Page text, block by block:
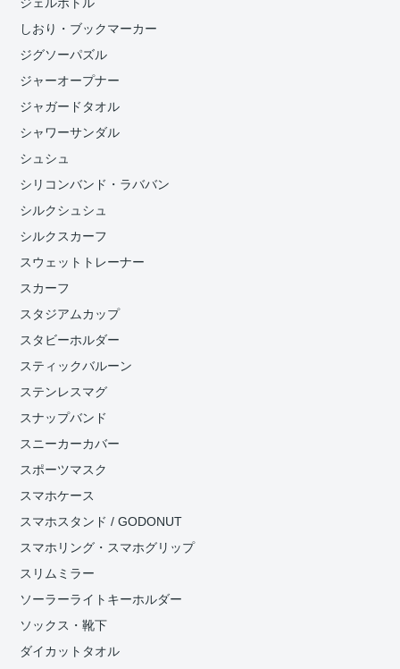
ジェルボトル
しおり・ブックマーカー
ジグソーパズル
ジャーオープナー
ジャガードタオル
シャワーサンダル
シュシュ
シリコンバンド・ラババン
シルクシュシュ
シルクスカーフ
スウェットトレーナー
スカーフ
スタジアムカップ
スタビーホルダー
スティックバルーン
ステンレスマグ
スナップバンド
スニーカーカバー
スポーツマスク
スマホケース
スマホスタンド / GODONUT
スマホリング・スマホグリップ
スリムミラー
ソーラーライトキーホルダー
ソックス・靴下
ダイカットタオル